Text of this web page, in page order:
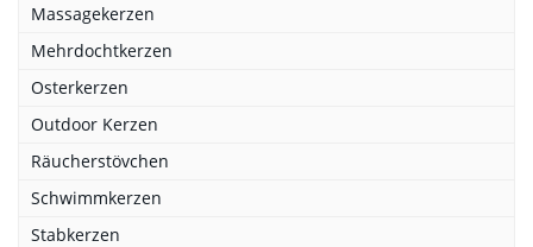
Massagekerzen
Mehrdochtkerzen
Osterkerzen
Outdoor Kerzen
Räucherstövchen
Schwimmkerzen
Stabkerzen